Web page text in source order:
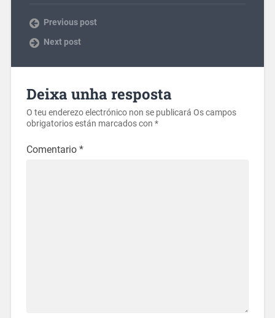
Previous post
Next post
Deixa unha resposta
O teu enderezo electrónico non se publicará Os campos
obrigatorios están marcados con *
Comentario *